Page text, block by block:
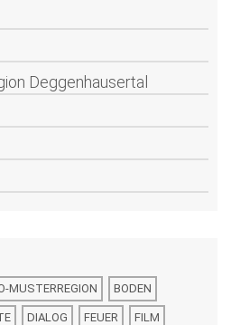
Deggenhausertal
MUSTERREGION BODEN
DIALOG FEUER FILM